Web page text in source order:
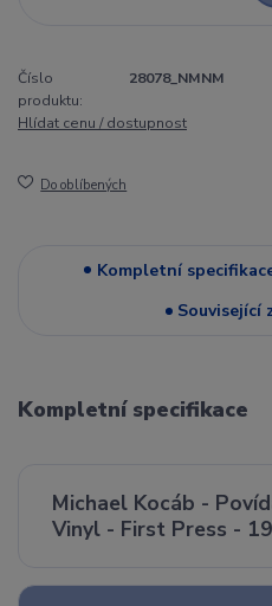
Číslo
produktu:
28078_NMNM
Hlídat cenu / dostupnost
Do oblíbených
Kompletní
Související
Kompletní specifikace
Michael Kocáb -
Vinyl - First Press -